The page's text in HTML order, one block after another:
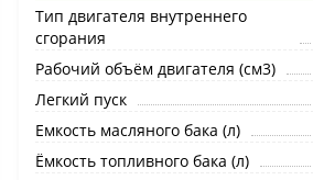
Тип двигателя внутреннего
сгорания
Рабочий объём двигателя (см3)
Легкий пуск
Емкость масляного бака (л)
Ёмкость топливного бака (л)